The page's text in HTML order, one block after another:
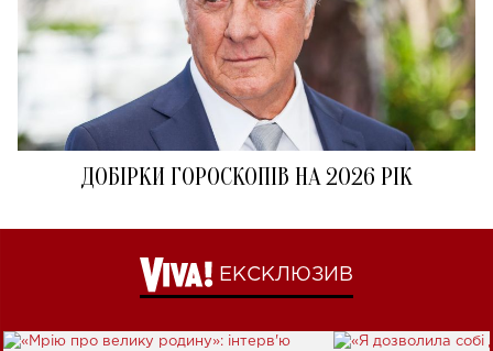
ДОБІРКИ ГОРОСКОПІВ НА 2026 РІК
ЕКСКЛЮЗИВ